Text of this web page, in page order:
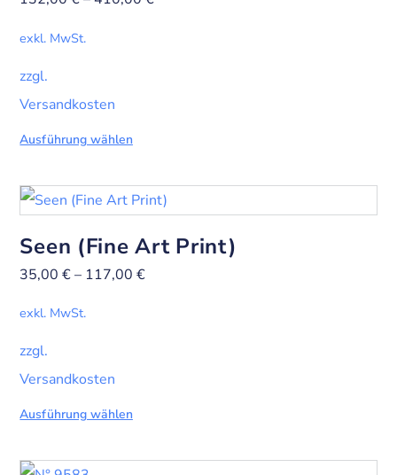
exkl. MwSt.
zzgl.
Versandkosten
Ausführung wählen
Seen (Fine Art Print)
35,00€– 117,00€
exkl. MwSt.
zzgl.
Versandkosten
Ausführung wählen